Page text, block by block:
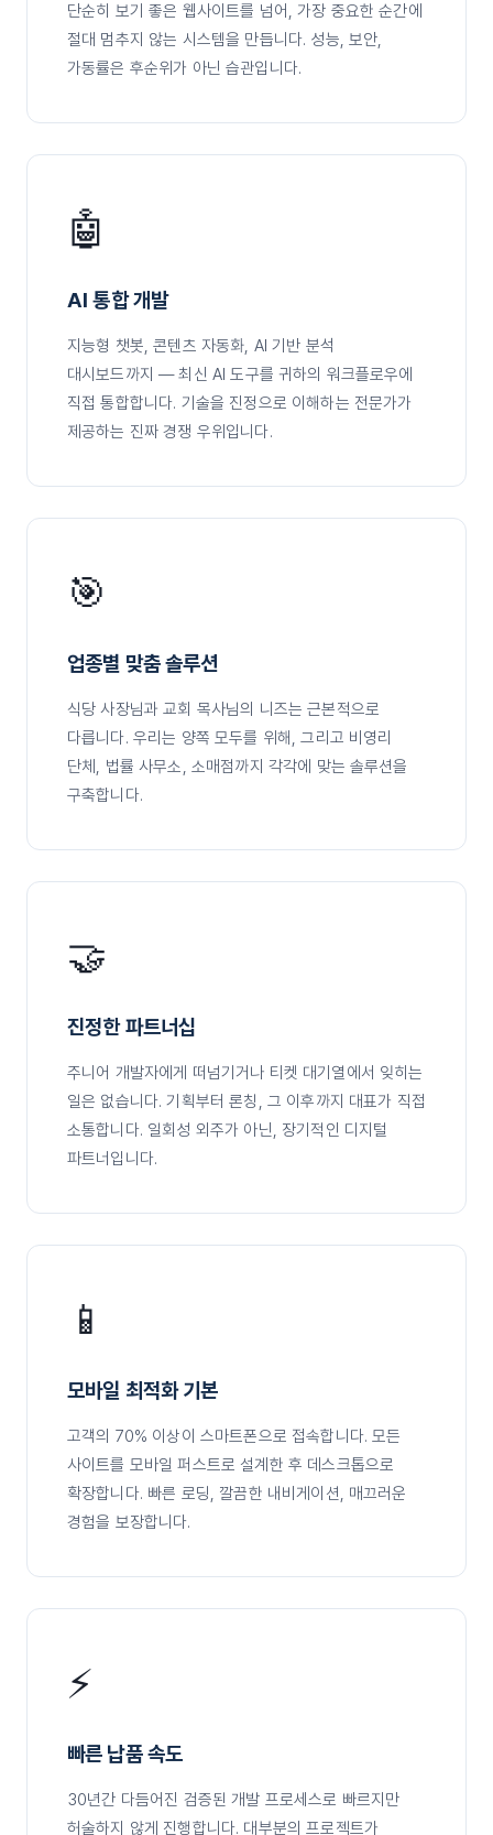
단순히 보기 좋은 웹사이트를 넘어, 가장 중요한 순간에
절대 멈추지 않는 시스템을 만듭니다. 성능, 보안,
가동률은 후순위가 아닌 습관입니다.
🤖
AI 통합 개발
지능형 챗봇, 콘텐츠 자동화, AI 기반 분석
대시보드까지 — 최신 AI 도구를 귀하의 워크플로우에
직접 통합합니다. 기술을 진정으로 이해하는 전문가가
제공하는 진짜 경쟁 우위입니다.
🎯
업종별 맞춤 솔루션
식당 사장님과 교회 목사님의 니즈는 근본적으로
다릅니다. 우리는 양쪽 모두를 위해, 그리고 비영리
단체, 법률 사무소, 소매점까지 각각에 맞는 솔루션을
구축합니다.
🤝
진정한 파트너십
주니어 개발자에게 떠넘기거나 티켓 대기열에서 잊히는
일은 없습니다. 기획부터 론칭, 그 이후까지 대표가 직접
소통합니다. 일회성 외주가 아닌, 장기적인 디지털
파트너입니다.
📱
모바일 최적화 기본
고객의 70% 이상이 스마트폰으로 접속합니다. 모든
사이트를 모바일 퍼스트로 설계한 후 데스크톱으로
확장합니다. 빠른 로딩, 깔끔한 내비게이션, 매끄러운
경험을 보장합니다.
⚡
빠른 납품 속도
30년간 다듬어진 검증된 개발 프로세스로 빠르지만
허술하지 않게 진행합니다. 대부분의 프로젝트가